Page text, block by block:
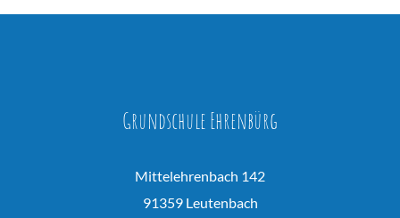
Grundschule Ehrenbürg
Mittelehrenbach 142
91359 Leutenbach